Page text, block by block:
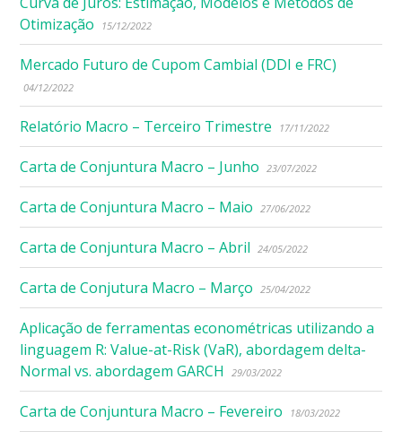
Otimização
15/12/2022
Mercado Futuro de Cupom Cambial (DDI e FRC)
04/12/2022
Relatório Macro – Terceiro Trimestre 17/11/2022
Carta de Conjuntura Macro – Junho 23/07/2022
Carta de Conjuntura Macro – Maio 27/06/2022
Carta de Conjuntura Macro – Abril 24/05/2022
Carta de Conjutura Macro – Março 25/04/2022
Aplicação de ferramentas econométricas utilizando a
linguagem R: Value-at-Risk (VaR), abordagem delta-
Normal vs. abordagem GARCH
29/03/2022
Carta de Conjuntura Macro – Fevereiro 18/03/2022